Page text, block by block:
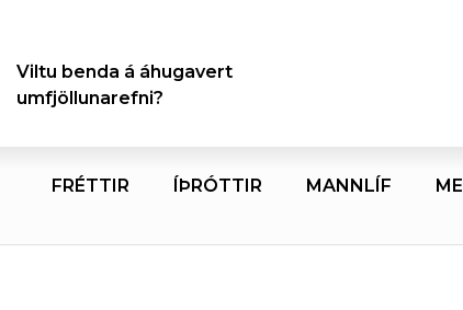
Viltu benda á áhugavert
umfjöllunarefni?
FRÉTTIR ÍÞRÓTTIR MANNLÍF